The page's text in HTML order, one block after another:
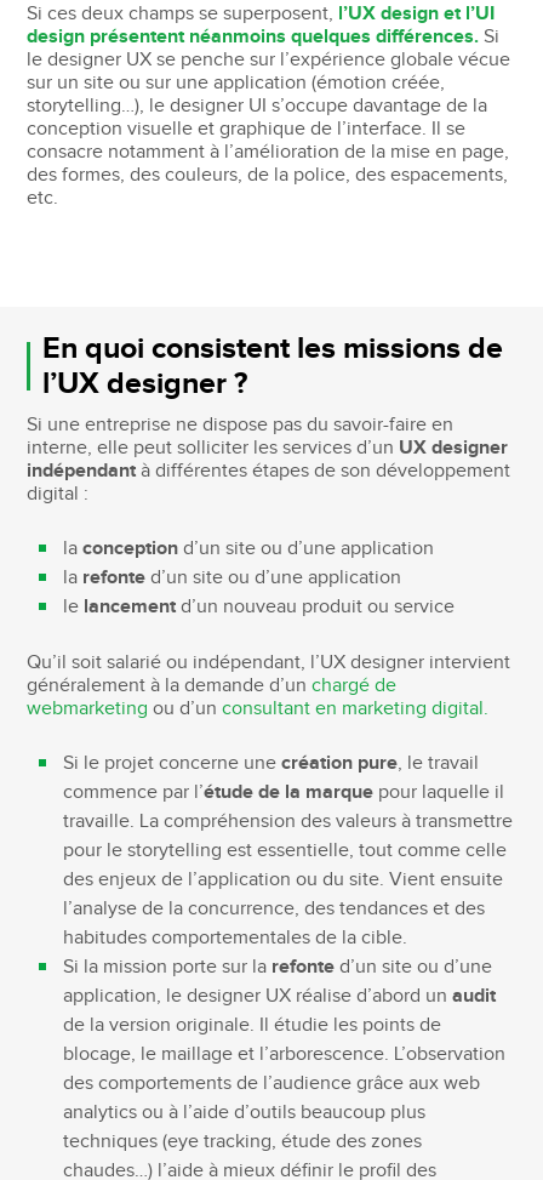
Si ces deux champs se superposent, l’UX design et l’UI
design présentent néanmoins quelques différences. Si
le designer UX se penche sur l’expérience globale vécue
sur un site ou sur une application (émotion créée,
storytelling…), le designer UI s’occupe davantage de la
conception visuelle et graphique de l’interface. Il se
consacre notamment à l’amélioration de la mise en page,
des formes, des couleurs, de la police, des espacements,
etc.
En quoi consistent les missions de
l’UX designer ?
Si une entreprise ne dispose pas du savoir-faire en
interne, elle peut solliciter les services d’un UX designer
indépendant à différentes étapes de son développement
digital :
laconception d’un site ou d’une application
la refonte d’un site ou d’une application
le lancement d’un nouveau produit ou service
Qu’il soit salarié ou indépendant, l’UX designer intervient
généralement à la demande d’unchargé de
webmarketing ou d’unconsultant en marketing digital.
Si le projet concerne unecréation pure, le travail
commence par l’étude de la marque pour laquelle il
travaille. La compréhension des valeurs à transmettre
pour le storytelling est essentielle, tout comme celle
des enjeux de l’application ou du site. Vient ensuite
l’analyse de la concurrence, des tendances et des
habitudes comportementales de la cible.
Si la mission porte sur la refonte d’un site ou d’une
application, le designer UX réalise d’abord unaudit
de la version originale. Il étudie les points de
blocage, le maillage et l’arborescence. L’observation
des comportements de l’audience grâce aux web
analytics ou à l’aide d’outils beaucoup plus
techniques (eye tracking, étude des zones
chaudes…) l’aide à mieux définir le profil des